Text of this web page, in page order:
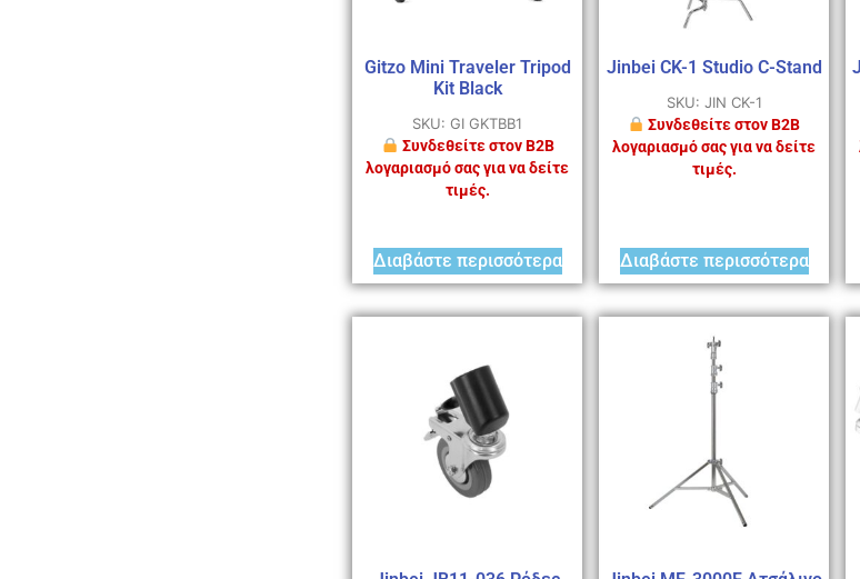
Gitzo Mini Traveler Tripod
Kit Black
SKU: GI GKTBB1
Συνδεθείτε στον B2B
λογαριασμό σας για να δείτε
τιμές.
Διαβάστε περισσότερα
Jinbei CK-1 Studio C-Stand
SKU: JIN CK-1
Συνδεθείτε στον B2B
λογαριασμό σας για να δείτε
τιμές.
Διαβάστε περισσότερα